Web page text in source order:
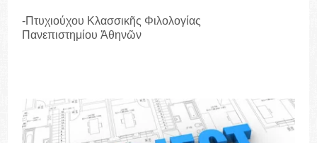
-Πτυχιούχου Κλασσικῆς Φιλολογίας
Πανεπιστημίου Ἀθηνῶν